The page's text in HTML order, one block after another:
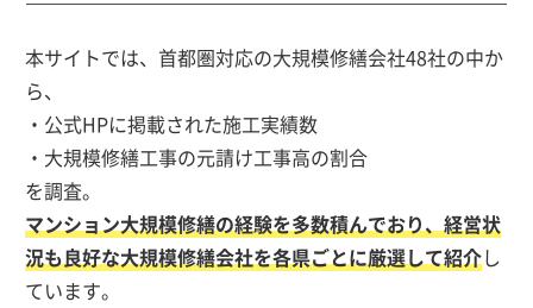
本サイトでは、首都圏対応の大規模修繕会社48社の中か
ら、
・公式HPに掲載された施工実績数
・大規模修繕工事の元請け工事高の割合
を調査。
マンション大規模修繕の経験を多数積んでおり、経営状
況も良好な大規模修繕会社を各県ごとに厳選して紹介し
ています。